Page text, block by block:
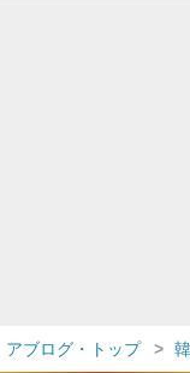
アブログ・トップ